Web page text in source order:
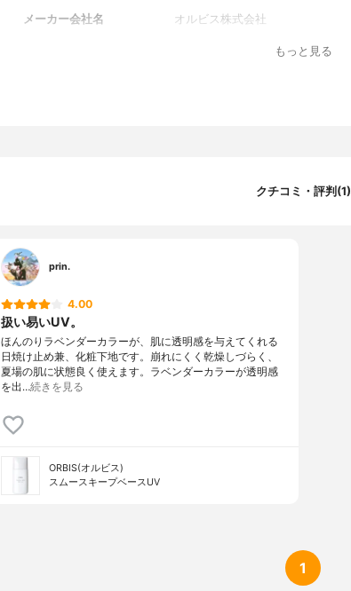
メーカー会社名 オルビス株式会社
もっと見る
クチコミ・評判(1)
prin.
4.00
扱い易いUV。
ほんのりラベンダーカラーが、肌に透明感を与えてくれる
日焼け止め兼、化粧下地です。崩れにくく乾燥しづらく、
夏場の肌に状態良く使えます。ラベンダーカラーが透明感
を出…続きを見る
ORBIS(オルビス)
スムースキープベースUV
1